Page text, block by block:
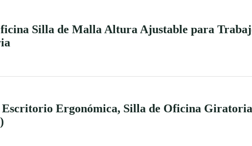
Silla de Malla Altura Ajustable para
Escritorio Ergonómica, Silla de Oficina Giratoria